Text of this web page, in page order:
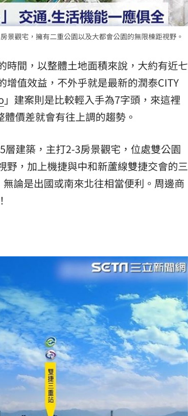
景觀宅，擁有二重公園以及大都會公園的無限棟距視野。
時間，以整體土地面積來說，大約有近七
值效益，不外乎就是最新的潤泰CITY
」建案則是比較輕入手為7字頭，來這裡
價差就會有往上調的趨勢。
建築，主打2-3房景觀宅，位處雙公園
野，加上機捷與中和新蘆線雙捷交會的三
論是出國或南來北往相當便利。周邊商